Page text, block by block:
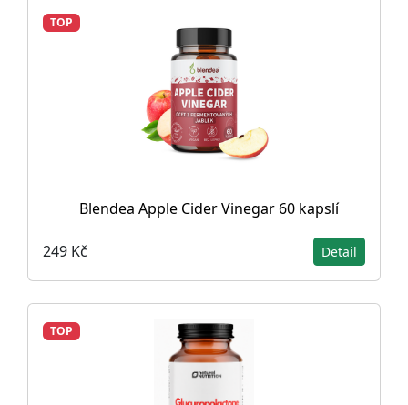
TOP
Blendea Apple Cider Vinegar 60 kapslí
249 Kč Detail
TOP